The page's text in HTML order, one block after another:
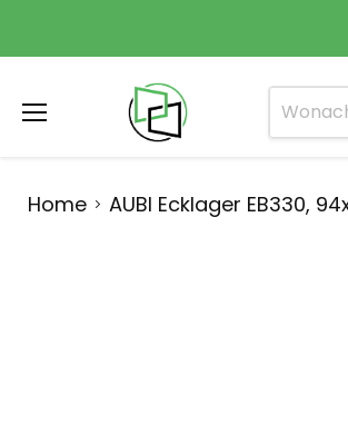
Home
AUBI Ecklager EB330,